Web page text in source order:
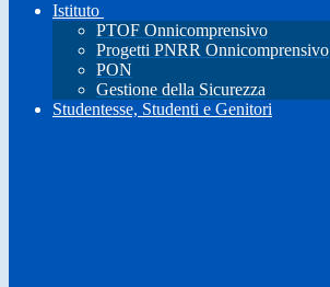
Istituto
PTOF Onnicomprensivo
Progetti PNRR Onnicomprensivo
PON
Gestione della Sicurezza
Studentesse, Studenti e Genitori